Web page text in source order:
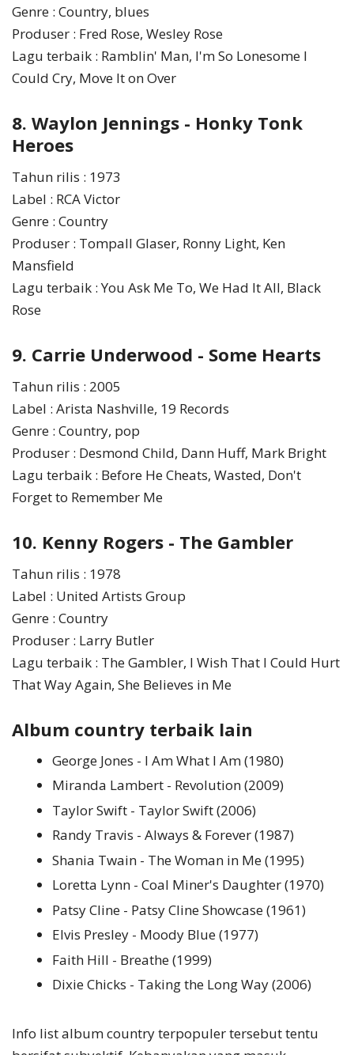
Genre : Country, blues
Produser : Fred Rose, Wesley Rose
Lagu terbaik : Ramblin' Man, I'm So Lonesome I
Could Cry, Move It on Over
8. Waylon Jennings - Honky Tonk
Heroes
Tahun rilis : 1973
Label : RCA Victor
Genre : Country
Produser : Tompall Glaser, Ronny Light, Ken
Mansfield
Lagu terbaik : You Ask Me To, We Had It All, Black
Rose
9. Carrie Underwood - Some Hearts
Tahun rilis : 2005
Label : Arista Nashville, 19 Records
Genre : Country, pop
Produser : Desmond Child, Dann Huff, Mark Bright
Lagu terbaik : Before He Cheats, Wasted, Don't
Forget to Remember Me
10. Kenny Rogers - The Gambler
Tahun rilis : 1978
Label : United Artists Group
Genre : Country
Produser : Larry Butler
Lagu terbaik : The Gambler, I Wish That I Could Hurt
That Way Again, She Believes in Me
Album country terbaik lain
George Jones - I Am What I Am (1980)
Miranda Lambert - Revolution (2009)
Taylor Swift - Taylor Swift (2006)
Randy Travis - Always & Forever (1987)
Shania Twain - The Woman in Me (1995)
Loretta Lynn - Coal Miner's Daughter (1970)
Patsy Cline - Patsy Cline Showcase (1961)
Elvis Presley - Moody Blue (1977)
Faith Hill - Breathe (1999)
Dixie Chicks - Taking the Long Way (2006)
Info list album country terpopuler tersebut tentu